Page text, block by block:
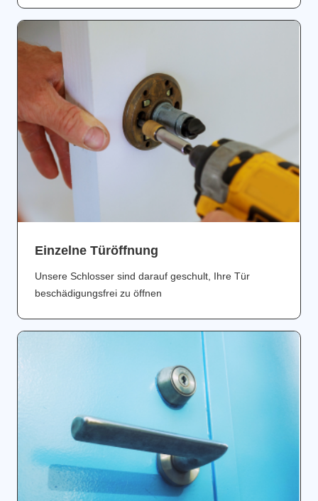
Einzelne Türöffnung
Unsere Schlosser sind darauf geschult, Ihre Tür
beschädigungsfrei zu öffnen